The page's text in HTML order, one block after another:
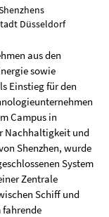
Düsseldorf
aus den
sowie
Einstieg für den
Campus in
Nachhaltigkeit und
Shenzhen, wurde
System
Zentrale
Schiff und